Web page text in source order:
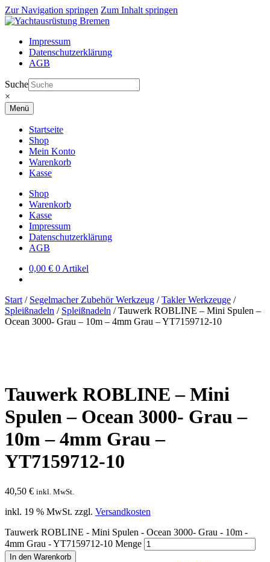
Zur Navigation springen Zum Inhalt springen
Impressum
Datenschutzerklärung
AGB
Suche
×
Menü
Startseite
Shop
Mein Konto
Warenkorb
Kasse
Shop
Warenkorb
Kasse
Impressum
Datenschutzerklärung
AGB
0,00 € 0 Artikel
Start / Segelmacher Zubehör Werkzeug /Takler Werkzeuge /
Spleißnadeln / Spleißnadeln /Tauwerk ROBLINE – Mini Spulen –
Ocean 3000- Grau – 10m – 4mm Grau – YT7159712-10
Tauwerk ROBLINE – Mini
Spulen – Ocean 3000- Grau –
10m – 4mm Grau –
YT7159712-10
40,50 € inkl. MwSt.
inkl. 19 % MwSt. zzgl. Versandkosten
Tauwerk ROBLINE - Mini Spulen - Ocean 3000- Grau - 10m -
4mm Grau - YT7159712-10 Menge
In den Warenkorb